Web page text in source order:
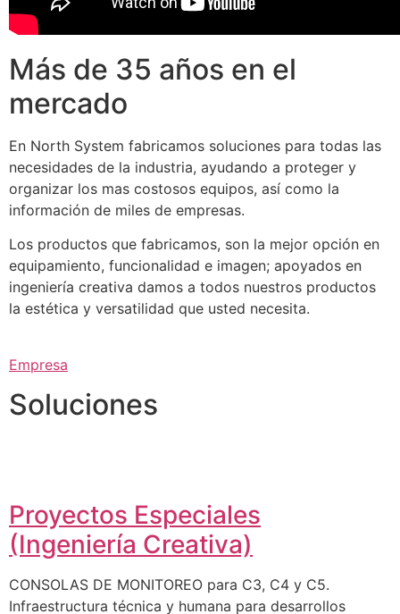
Más de 35 años en el
mercado
En North System fabricamos soluciones para todas las
necesidades de la industria, ayudando a proteger y
organizar los mas costosos equipos, así como la
información de miles de empresas.
Los productos que fabricamos, son la mejor opción en
equipamiento, funcionalidad e imagen; apoyados en
ingeniería creativa damos a todos nuestros productos
la estética y versatilidad que usted necesita.
Empresa
Soluciones
Proyectos Especiales
(Ingeniería Creativa)
CONSOLAS DE MONITOREO para C3, C4 y C5.
Infraestructura técnica y humana para desarrollos